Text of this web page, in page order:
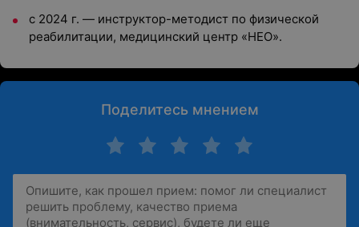
с 2024 г. — инструктор-методист по физической
реабилитации, медицинский центр «НЕО».
Поделитесь мнением